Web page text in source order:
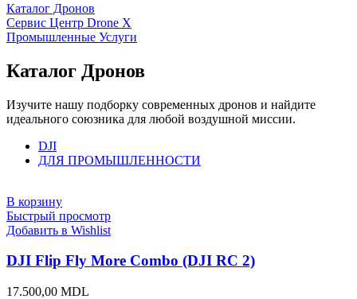
Каталог Дронов
Сервис Центр Drone X
Промышленные Услуги
Каталог Дронов
Изучите нашу подборку современных дронов и найдите
идеального союзника для любой воздушной миссии.
DJI
ДЛЯ ПРОМЫШЛЕННОСТИ
В корзину
Быстрый просмотр
Добавить в Wishlist
DJI Flip Fly More Combo (DJI RC 2)
17.500,00 MDL